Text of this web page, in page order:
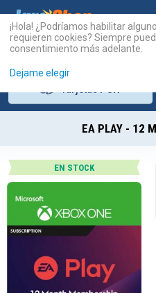
EA PLAY - 12
EN STOCK
¡Hola! ¿Podríamos habilitar
requieren cookies? Siempre
consentimiento más adelante.
Dejame elegir